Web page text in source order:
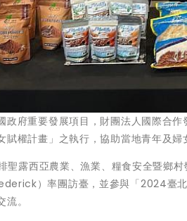
政府重要發展項目，財團法人國際合
賦權計畫」之執行，協助當地青年及婦
聖露西亞農業、漁業、糧食安全暨鄉
）率團訪臺，並參與「2024臺
。